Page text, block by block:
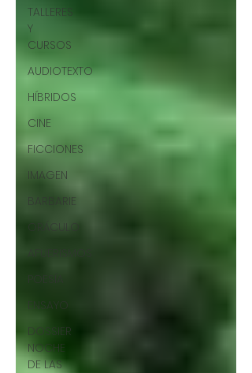
TALLERES
Y
CURSOS
AUDIOTEXTO
HÍBRIDOS
CINE
FICCIONES
IMAGEN
BARBARIE
ORÁCULO
ENSAYO
DOSSIER
NOCHE
DE LAS